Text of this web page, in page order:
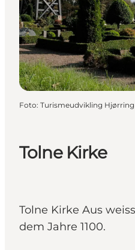
Unterkunft
Mach deine
Tolne Kirke
Tolne Kirke Aus
dem Jahre 1100.
Foto: Turismeudvikling Hjørring